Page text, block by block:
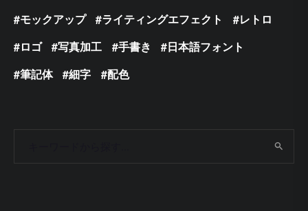
モックアップ
ライティングエフェクト
レトロ
ロゴ
写真加工 手書き
日本語フォント
筆記体
細字 配色